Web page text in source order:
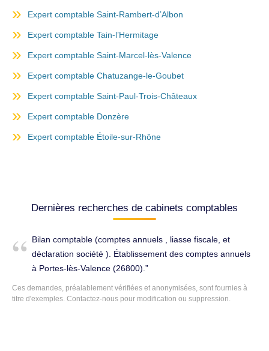
Expert comptable Saint-Rambert-d’Albon
Expert comptable Tain-l’Hermitage
Expert comptable Saint-Marcel-lès-Valence
Expert comptable Chatuzange-le-Goubet
Expert comptable Saint-Paul-Trois-Châteaux
Expert comptable Donzère
Expert comptable Étoile-sur-Rhône
Dernières recherches de cabinets comptables
Bilan comptable (comptes annuels , liasse fiscale, et
déclaration société ). Établissement des comptes annuels
à Portes-lès-Valence (26800).
Ces demandes, préalablement vérifiées et anonymisées, sont fournies à
titre d'exemples. Contactez-nous pour modification ou suppression.